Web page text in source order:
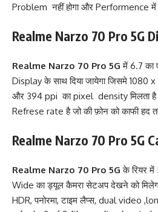
Problem नहीं होगा और Performence
Realme Narzo 70 Pro 5G
Realme Narzo 70 Pro 5G में 6.7 का
Display के साथ दिया जायेगा जिसमे
और 394 ppi का pixel density मिलता है
Refrese rate है जो की फ़ोन को काफी हद
Realme Narzo 70 Pro 5G
Realme Narzo 70 Pro 5G के रियर
Wide का ड्यूल कैमरा सेटअप देखने को
HDR, पनोरमा, टाइम लैप्स, dual video